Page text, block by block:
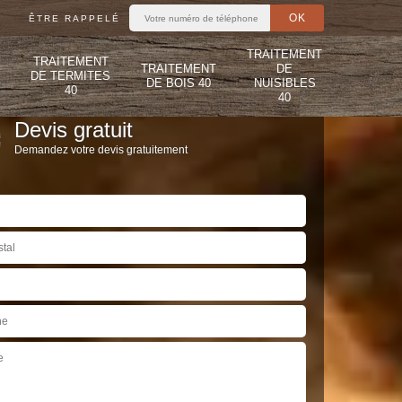
ÊTRE RAPPELÉ
TRAITEMENT
DE TERMITES
40
TRAITEMENT
DE BOIS 40
TRAITEMENT
DE
NUISIBLES
40
Devis gratuit
Demandez votre devis gratuitement